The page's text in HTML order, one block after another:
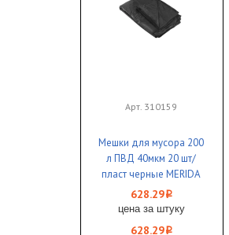
Арт. 310159
Мешки для мусора 200
л ПВД 40мкм 20 шт/
пласт черные MERIDA
ОПТИМУМ 1/1
628.29i
цена за штуку
628.29i